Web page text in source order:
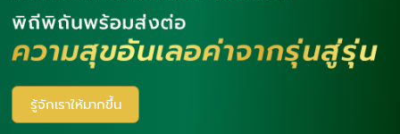
รู้จักเราให้มากขึ้น